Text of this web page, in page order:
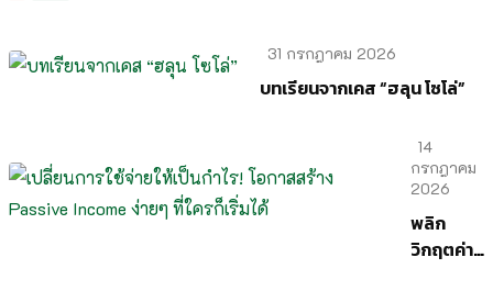
31 กรกฎาคม 2026
บทเรียนจากเคส “ฮลุน โซโล่”
14
กรกฎาคม
2026
พลิก
วิกฤตค่า